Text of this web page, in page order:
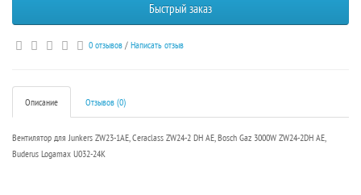
Быстрый заказ
0 отзывов / Написать отзыв
Описание Отзывов (0)
Вентилятор для Junkers ZW23-1AE, Ceraclass ZW24-2 DH AE, Bosch Gaz 3000W ZW24-2DH AE,
Buderus Logamax U032-24K